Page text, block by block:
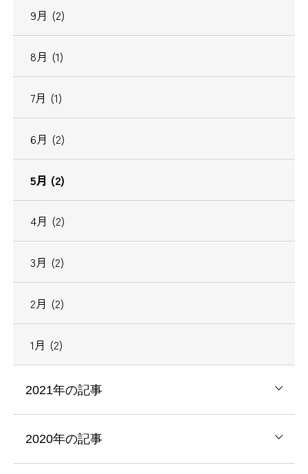
9月 (2)
8月 (1)
7月 (1)
6月 (2)
5月 (2)
4月 (2)
3月 (2)
2月 (2)
1月 (2)
2021年の記事
2020年の記事